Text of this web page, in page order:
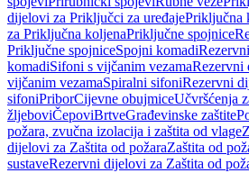
dijelovi za Priključci za uređajePriključna
za Priključna koljenaPriključne spojnice
Priključne spojniceSpojni komadi
komadiSifoni s vijčanim vezamaRezervni
vijčanim vezamaSpiralni sifoniRezervni
sifoniPriborCijevne obujmiceUčvršćenja
žljeboviČepoviBrtveGrađevinske zaštite
požara, zvučna izolacija i zaštita od vlage
dijelovi za Zaštita od požaraZaštita od
sustaveRezervni dijelovi za Zaštita od